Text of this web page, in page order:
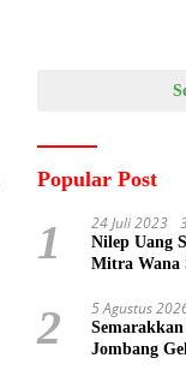
Popular Post
1 24 Juli 2023
Nilep Uang
Mitra Wana
2 5 Agustus
Jombang